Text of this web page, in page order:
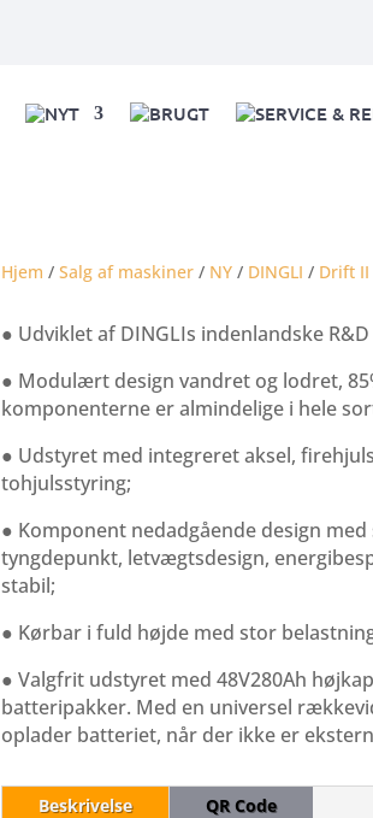
NYT BRUGT SERVICE &
Hjem / Salg af maskiner/ NY/ DINGLI / Drift II
● Udviklet af DINGLIs indenlandske
● Modulært design vandret og lodret,
komponenterne er almindelige i hele
● Udstyret med integreret aksel,
tohjulsstyring;
● Komponent nedadgående design
tyngdepunkt, letvægtsdesign,
stabil;
● Kørbar i fuld højde med stor
● Valgfrit udstyret med 48V280Ah
batteripakker. Med en universel
oplader batteriet, når der ikke er
Beskrivelse QR Code